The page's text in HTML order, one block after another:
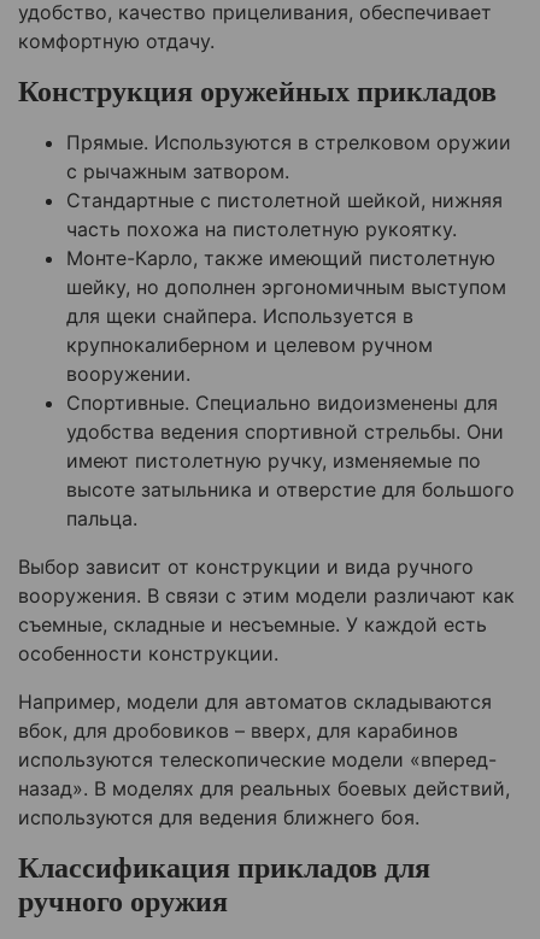
удобство, качество прицеливания, обеспечивает
комфортную отдачу.
Конструкция оружейных прикладов
Прямые. Используются в стрелковом оружии
с рычажным затвором.
Стандартные с пистолетной шейкой, нижняя
часть похожа на пистолетную рукоятку.
Монте-Карло, также имеющий пистолетную
шейку, но дополнен эргономичным выступом
для щеки снайпера. Используется в
крупнокалиберном и целевом ручном
вооружении.
Спортивные. Специально видоизменены для
удобства ведения спортивной стрельбы. Они
имеют пистолетную ручку, изменяемые по
высоте затыльника и отверстие для большого
пальца.
Выбор зависит от конструкции и вида ручного
вооружения. В связи с этим модели различают как
съемные, складные и несъемные. У каждой есть
особенности конструкции.
Например, модели для автоматов складываются
вбок, для дробовиков – вверх, для карабинов
используются телескопические модели «вперед-
назад». В моделях для реальных боевых действий,
используются для ведения ближнего боя.
Классификация прикладов для
ручного оружия